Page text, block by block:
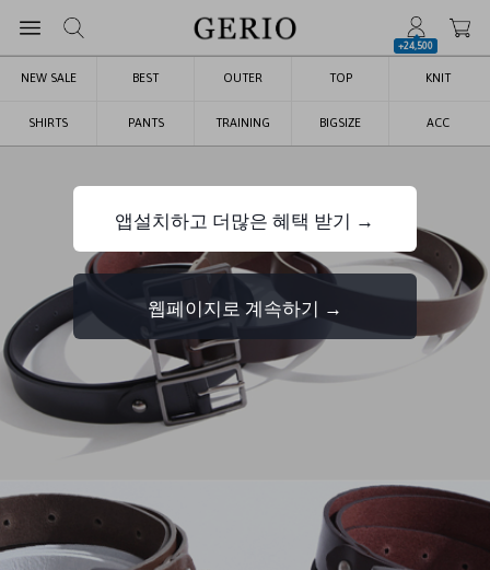
+24,500
NEW SALE BEST OUTER TOP KNIT
SHIRTS PANTS TRAINING BIGSIZE ACC
앱설치하고 더많은 혜택 받기 →
웹페이지로 계속하기 →